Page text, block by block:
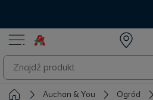
Auchan & You
Ogród